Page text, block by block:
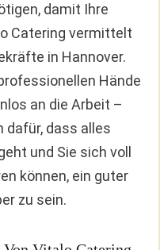
damit Ihre
Catering vermittelt
in Hannover.
Hände
an die Arbeit –
dafür, dass alles
und Sie sich voll
können, ein guter
zu sein.